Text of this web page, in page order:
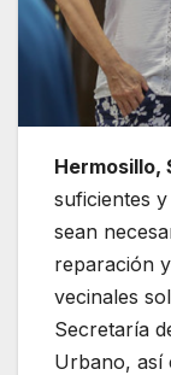
Hermosillo,
suficientes
sean
reparación
vecinales
Secretaría
Urbano, así